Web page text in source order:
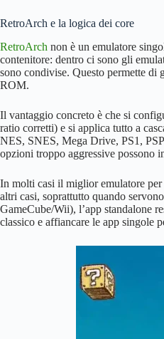
RetroArch e la logica dei core
RetroArch non è un emulatore
contenitore: dentro ci sono gli
sono condivise. Questo permette di
ROM.
Il vantaggio concreto è che si
ratio corretti) e si applica tutto a
NES, SNES, Mega Drive, PS1,
opzioni troppo aggressive possono
In molti casi il miglior emulatore
altri casi, soprattutto quando
GameCube/Wii), l’app standalone
classico e affiancare le app singole